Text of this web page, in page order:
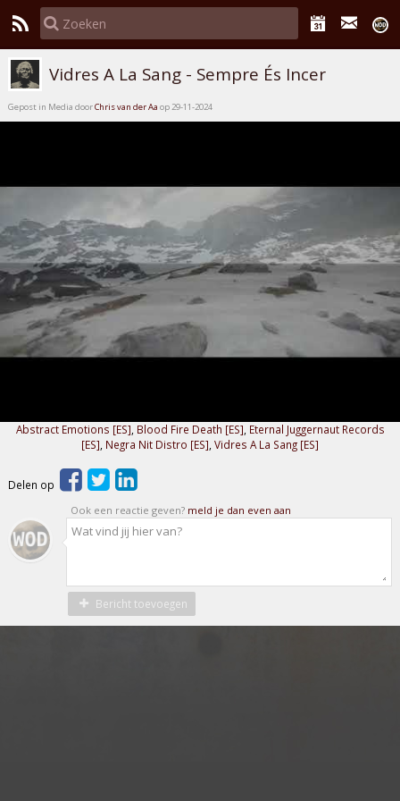
Vidres A La Sang - Sempre És Incer
Gepost in Media doorChris van der Aa op 29-11-2024
Abstract Emotions [ES] Blood Fire Death [ES] Eternal Juggernaut Records
[ES] Negra Nit Distro [ES] Vidres A La Sang [ES]
Delen op
Ook een reactie geven? meld je dan even aan
Bericht toevoegen